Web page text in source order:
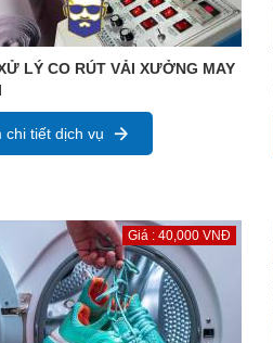
LÝ CO RÚT VẢI XƯỞNG MAY
chi tiết dịch vụ
Giá : 40,000 VNĐ